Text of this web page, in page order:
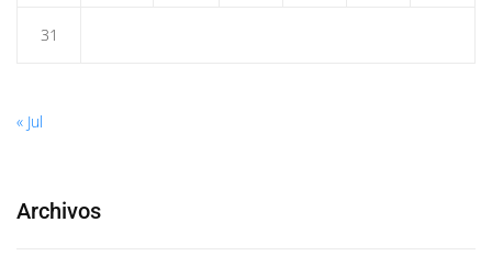
31
« Jul
Archivos